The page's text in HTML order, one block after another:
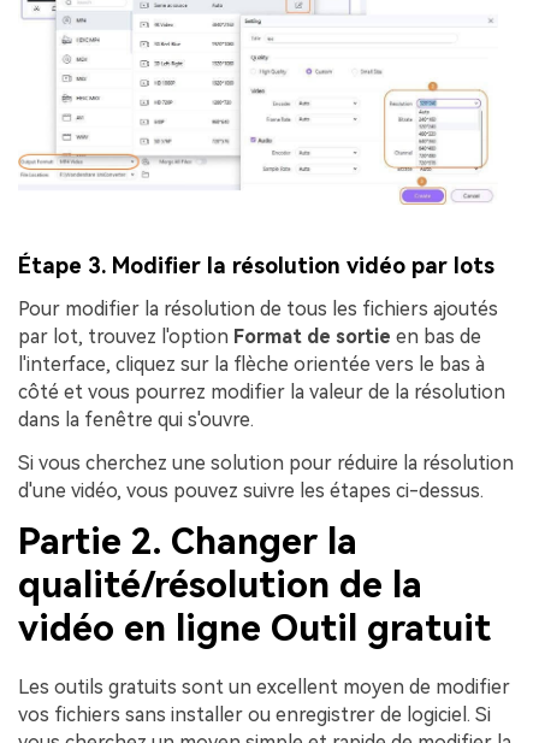
Étape 3. Modifier la résolution vidéo par lots
Pour modifier la résolution de tous les fichiers ajoutés
par lot, trouvez l'option Format de sortie en bas de
l'interface, cliquez sur la flèche orientée vers le bas à
côté et vous pourrez modifier la valeur de la résolution
dans la fenêtre qui s'ouvre.
Si vous cherchez une solution pour réduire la résolution
d'une vidéo, vous pouvez suivre les étapes ci-dessus.
Partie 2. Changer la
qualité/résolution de la
vidéo en ligne Outil gratuit
Les outils gratuits sont un excellent moyen de modifier
vos fichiers sans installer ou enregistrer de logiciel. Si